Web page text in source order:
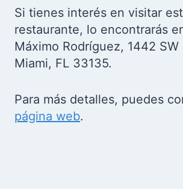
Si tienes interés en visitar
restaurante, lo encontrarás
Máximo Rodríguez, 1442 SW
Miami, FL 33135.
Para más detalles, puedes
página web.